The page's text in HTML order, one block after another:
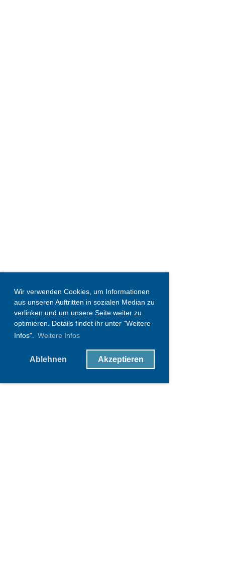
Wir verwenden Cookies, um Informationen
aus unseren Auftritten in sozialen Median zu
verlinken und um unsere Seite weiter zu
optimieren. Details findet ihr unter "Weitere
Infos". Weitere Infos
Ablehnen Akzeptieren